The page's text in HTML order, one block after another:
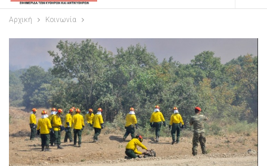
Αρχική Κοινωνία